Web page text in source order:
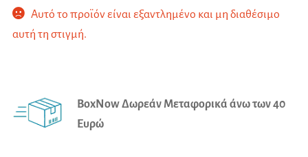
Αυτό το προϊόν είναι εξαντλημένο και μη διαθέσιμο
αυτή τη στιγμή.
t
BoxNow Δωρεάν Μεταφορικά άνω των 40
Ευρώ